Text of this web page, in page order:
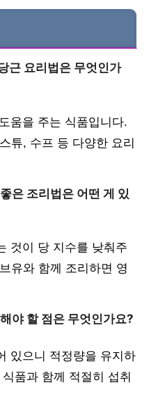
근 요리법은 무엇인가
움을 주는 식품입니다.
튜, 수프 등 다양한 요리
은 조리법은 어떤 게 있
것이 당 지수를 낮춰주
유와 함께 조리하면 영
야 할 점은 무엇인가요?
있으니 적정량을 유지하
품과 함께 적절히 섭취